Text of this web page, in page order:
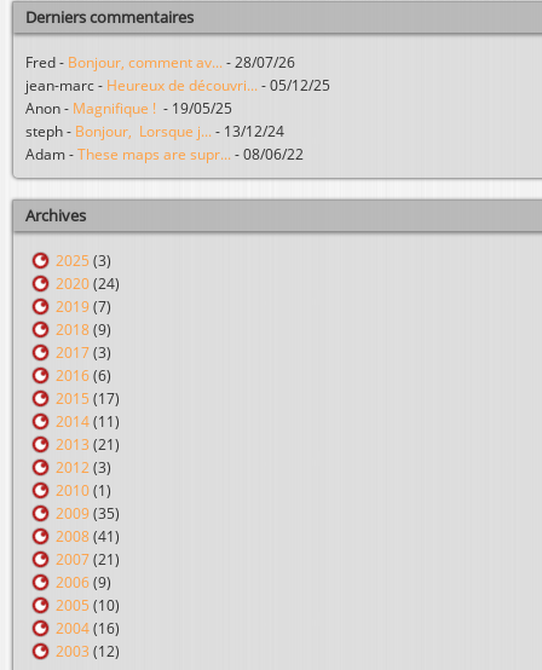
Derniers commentaires
Fred - Bonjour, comment av... - 28/07/26
jean-marc - Heureux de découvri... - 05/12/25
Anon - Magnifique ! - 19/05/25
steph - Bonjour, Lorsque j... - 13/12/24
Adam - These maps are supr... - 08/06/22
Archives
2025 (3)
2020 (24)
2019 (7)
2018 (9)
2017 (3)
2016 (6)
2015 (17)
2014 (11)
2013 (21)
2012 (3)
2010 (1)
2009 (35)
2008 (41)
2007 (21)
2006 (9)
2005 (10)
2004 (16)
2003 (12)